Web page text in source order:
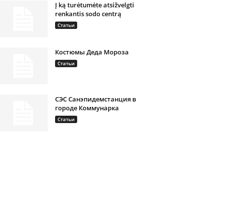
Į ką turėtumėte atsižvelgti
renkantis sodo centrą
Статьи
Костюмы Деда Мороза
Статьи
СЭС Санэпидемстанция в
городе Коммунарка
Статьи